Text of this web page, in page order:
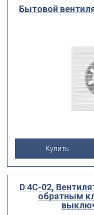
Бытовой
Купить
D 4C-02,
обратным